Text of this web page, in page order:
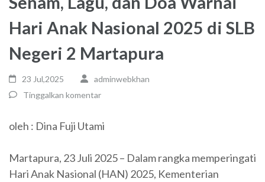
Hari Anak Nasional 2025 di SLB
Negeri 2 Martapura
23 Jul,2025
adminwebkhan
Tinggalkan komentar
oleh : Dina Fuji Utami
Martapura, 23 Juli 2025 – Dalam rangka memperingati
Hari Anak Nasional (HAN) 2025, Kementerian